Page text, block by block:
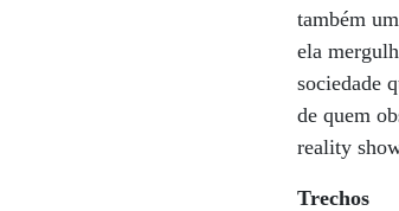
também
ela
sociedade
de quem
reality
Trechos